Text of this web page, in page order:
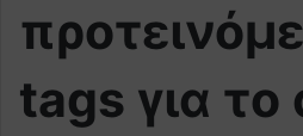
tags για το